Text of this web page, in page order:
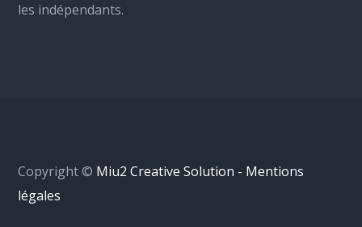
les indépendants.
Copyright © Miu2 Creative Solution - Mentions
légales